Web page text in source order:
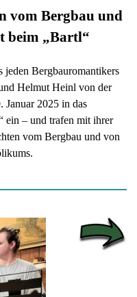
vom Bergbau und
beim „Bartl“
jeden Bergbauromantikers
Helmut Heinl von der
Januar 2025 in das
ein – und trafen mit ihrer
vom Bergbau und von